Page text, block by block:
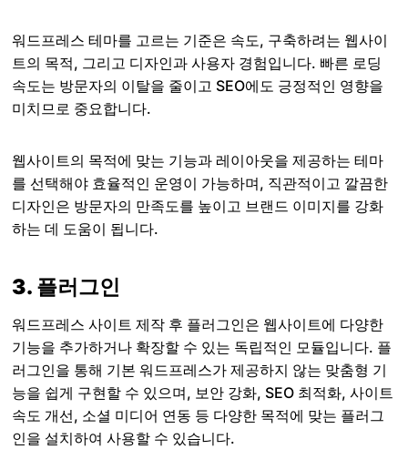
워드프레스 테마를 고르는 기준은 속도, 구축하려는 웹사이
트의 목적, 그리고 디자인과 사용자 경험입니다. 빠른 로딩
속도는 방문자의 이탈을 줄이고 SEO에도 긍정적인 영향을
미치므로 중요합니다.
웹사이트의 목적에 맞는 기능과 레이아웃을 제공하는 테마
를 선택해야 효율적인 운영이 가능하며, 직관적이고 깔끔한
디자인은 방문자의 만족도를 높이고 브랜드 이미지를 강화
하는 데 도움이 됩니다.
3. 플러그인
워드프레스 사이트 제작 후 플러그인은 웹사이트에 다양한
기능을 추가하거나 확장할 수 있는 독립적인 모듈입니다. 플
러그인을 통해 기본 워드프레스가 제공하지 않는 맞춤형 기
능을 쉽게 구현할 수 있으며, 보안 강화, SEO 최적화, 사이트
속도 개선, 소셜 미디어 연동 등 다양한 목적에 맞는 플러그
인을 설치하여 사용할 수 있습니다.